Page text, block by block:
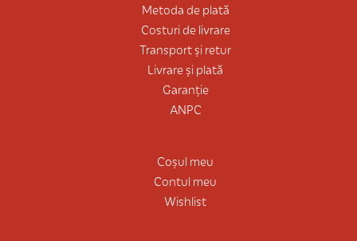
Metoda de plată
Costuri de livrare
Transport și retur
Livrare și plată
Garanție
ANPC
Coșul meu
Contul meu
Wishlist